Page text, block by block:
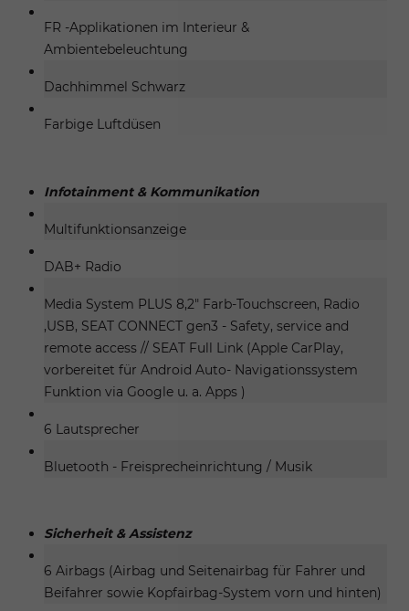
FR -Applikationen im Interieur &
Ambientebeleuchtung
Dachhimmel Schwarz
Farbige Luftdüsen
Infotainment & Kommunikation
Multifunktionsanzeige
DAB+ Radio
Media System PLUS 8,2" Farb-Touchscreen, Radio
,USB, SEAT CONNECT gen3 - Safety, service and
remote access // SEAT Full Link (Apple CarPlay,
vorbereitet für Android Auto- Navigationssystem
Funktion via Google u. a. Apps )
6 Lautsprecher
Bluetooth - Freisprecheinrichtung / Musik
Sicherheit & Assistenz
6 Airbags (Airbag und Seitenairbag für Fahrer und
Beifahrer sowie Kopfairbag-System vorn und hinten)